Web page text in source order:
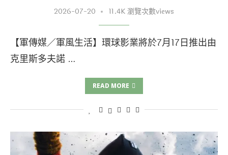
2026-07-20 11.4K 瀏覽次數views
【軍傳媒／軍風生活】環球影業將於7月17日推出由
克里斯多夫諾 …
READ MORE